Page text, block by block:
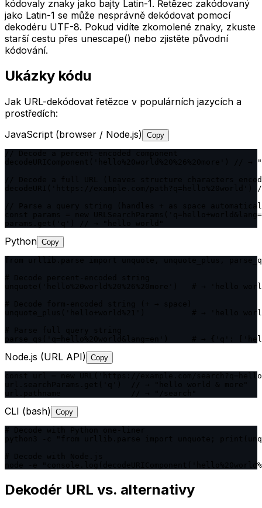
kódovaly znaky jako bajty Latin-1. Řetězec zakódovaný
jako Latin-1 se může nesprávně dekódovat pomocí
dekodéru UTF-8. Pokud vidíte zkomolené znaky, zkuste
starší cestu přes unescape() nebo zjistěte původní
kódování.
Ukázky kódu
Jak URL-dekódovat řetězce v populárních jazycích a
prostředích:
JavaScript (browser / Node.js) Copy
decodeURIComponent('hello%20world%20%26%20more') //
// Decode a full URL (leaves structure characters
decodeURI('https://example.com/
// Parse a query string (handles + as space
const params = new
Python Copy
from urllib.parse import unquote, unquote_plus,
unquote('hello%20world%20%26%20more')   # → 'hello
unquote_plus('hello+world%21')          # → 'hello
parse_qs('q=hello%20world&lang=en')     # → {'q':
Node.js (URL API) Copy
const url = new URL('https://example.com/
CLI (bash) Copy
python3 -c "from urllib.parse import unquote;
node -e
Dekodér URL vs. alternativy